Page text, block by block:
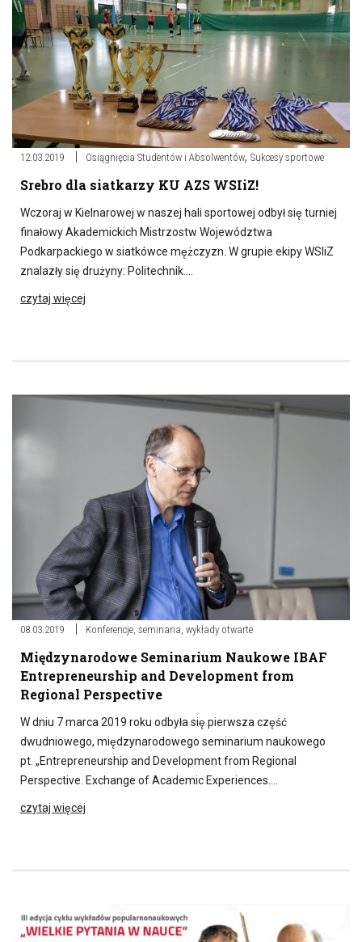
12.03.2019 Osiągnięcia Studentów i Absolwentów, Sukcesy sportowe
Srebro dla siatkarzy KU AZS WSIiZ!
Wczoraj w Kielnarowej w naszej hali sportowej odbył się turniej
finałowy Akademickich Mistrzostw Województwa
Podkarpackiego w siatkówce mężczyzn. W grupie ekipy WSIiZ
znalazły się drużyny: Politechnik….
czytaj więcej
08.03.2019 Konferencje, seminaria, wykłady otwarte
Międzynarodowe Seminarium Naukowe IBAF
Entrepreneurship and Development from
Regional Perspective
W dniu 7 marca 2019 roku odbyła się pierwsza część
dwudniowego, międzynarodowego seminarium naukowego
pt. „Entrepreneurship and Development from Regional
Perspective. Exchange of Academic Experiences….
czytaj więcej